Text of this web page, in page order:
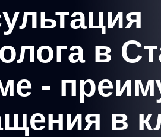
в
-
в